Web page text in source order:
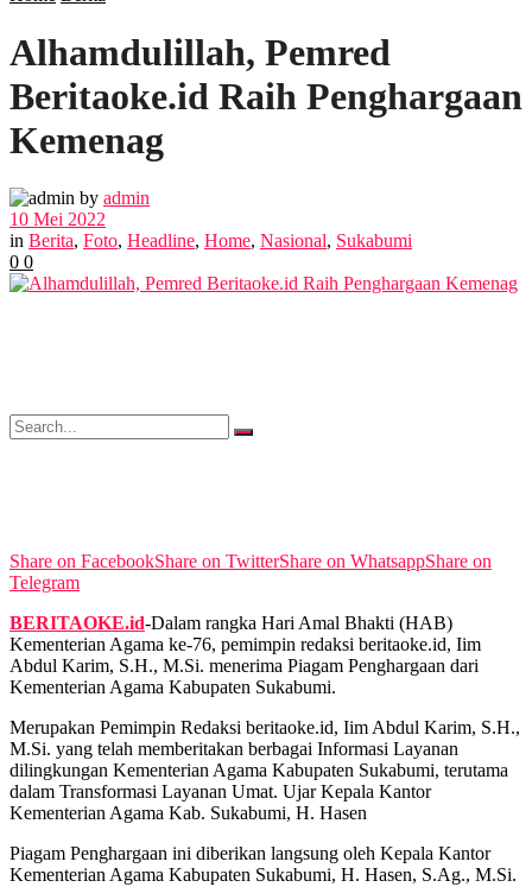
POLITIK
OPINI
View All Result
Alhamdulillah, Pemred
Beritaoke.id Raih Penghargaan
Kemenag
by admin
10 Mei 2022
in Berita, Foto, Headline, Home, Nasional, Sukabumi
0 0
Share on FacebookShare on TwitterShare on WhatsappShare on
Telegram
BERITAOKE.id-Dalam rangka Hari Amal Bhakti (HAB)
Kementerian Agama ke-76, pemimpin redaksi beritaoke.id, Iim
Abdul Karim, S.H., M.Si. menerima Piagam Penghargaan dari
Kementerian Agama Kabupaten Sukabumi.
Merupakan Pemimpin Redaksi beritaoke.id, Iim Abdul Karim, S.H.,
M.Si. yang telah memberitakan berbagai Informasi Layanan
dilingkungan Kementerian Agama Kabupaten Sukabumi, terutama
dalam Transformasi Layanan Umat. Ujar Kepala Kantor
Kementerian Agama Kab. Sukabumi, H. Hasen
Piagam Penghargaan ini diberikan langsung oleh Kepala Kantor
Kementerian Agama Kabupaten Sukabumi, H. Hasen, S.Ag., M.Si.